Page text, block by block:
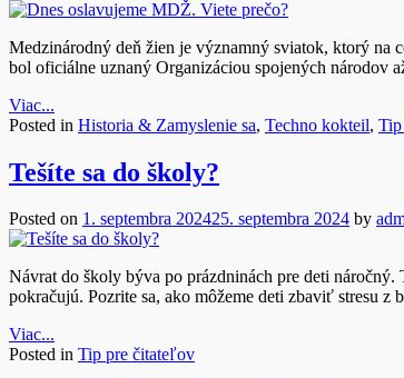
Medzinárodný deň žien je významný sviatok, ktorý na
bol oficiálne uznaný Organizáciou spojených národov
Viac...
Posted in Historia & Zamyslenie sa, Techno kokteil,
Tešíte sa do školy?
Posted on 1. septembra 202425. septembra 2024 by
Návrat do školy býva po prázdninách pre deti náročný.
pokračujú. Pozrite sa, ako môžeme deti zbaviť stresu
Viac...
Posted in Tip pre čitateľov